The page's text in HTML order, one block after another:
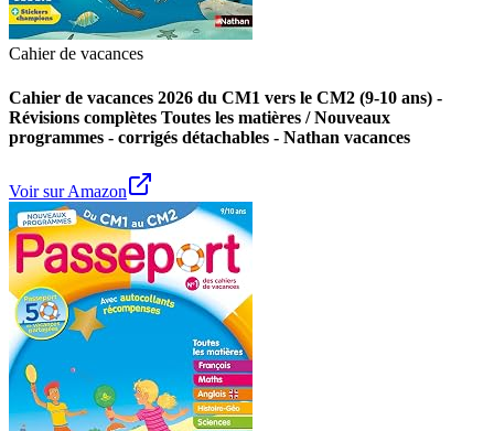
Cahier de vacances
Cahier de vacances 2026 du CM1 vers le CM2 (9-10 ans) -
Révisions complètes Toutes les matières / Nouveaux
programmes - corrigés détachables - Nathan vacances
Voir sur Amazon